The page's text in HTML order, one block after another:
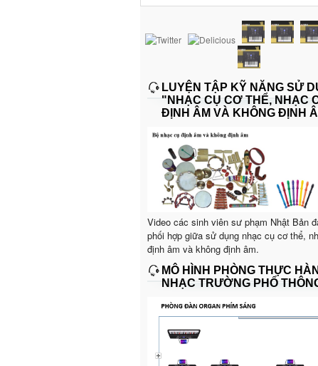
LUYỆN TẬP KỸ NĂNG SỬ
"NHẠC CỤ CƠ THỂ, NHẠC
ĐỊNH ÂM VÀ KHÔNG ĐỊNH
Video các sinh viên sư phạm Nhật Bản
phối hợp giữa sử dụng nhạc cụ cơ thể,
định âm và không định âm.
MÔ HÌNH PHÒNG THỰC
NHẠC TRƯỜNG PHỔ